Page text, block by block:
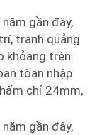
gần đây,
tranh quảng
khỏang trên
tòan nhập
chỉ 24mm,
gần đây,